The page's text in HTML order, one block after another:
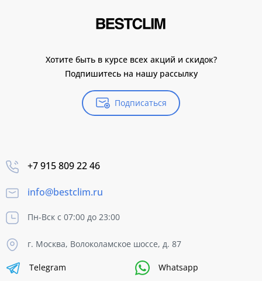
Хотите быть в курсе всех акций и скидок?
Подпишитесь на нашу рассылку
Подписаться
+7 915 809 22 46
info@bestclim.ru
Пн-Вск с 07:00 до 23:00
г. Москва, Волоколамское шоссе, д. 87
Telegram Whatsapp